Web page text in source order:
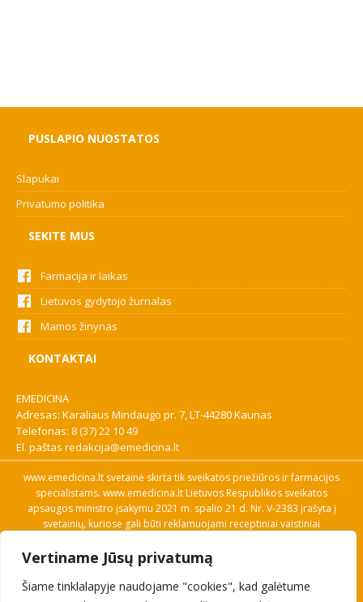
Vertiname Jūsų privatumą
Šiame tinklalapyje naudojame "cookies", kad galėtume
PUSLAPIO NUOSTATOS
Slapukai
Privatumo politika
SEKITE MUS
Farmacija ir laikas
Lietuvos gydytojo žurnalas
Mamos žinynas
KONTAKTAI
EMEDICINA
Adresas: Karaliaus Mindaugo pr. 7, LT-44280 Kaunas
Telefonas: 8 (37) 22 10 49
El. paštas redakcija@emedicina.lt
www.emedicina.lt svetainė skirta tik sveikatos priežiūros ir farmacijos
specialistams. www.emedicina.lt Lietuvos Respublikos sveikatos
apsaugos ministro įsakymu 2021 m. spalio 21 d. Nr. V-2383 įrašyta į
svetainių, kuriose gali būti reklamuojami receptiniai vaistiniai
savo profesinę kvalifikaciją. Naudingos nuorodos: Vaistų ir medicinos
pagalbos priemonių kainų paieška, VVKT tinklalapis, Sveikatos
priežiūros ar farmacijos specialisto pranešimo apie įtariamą